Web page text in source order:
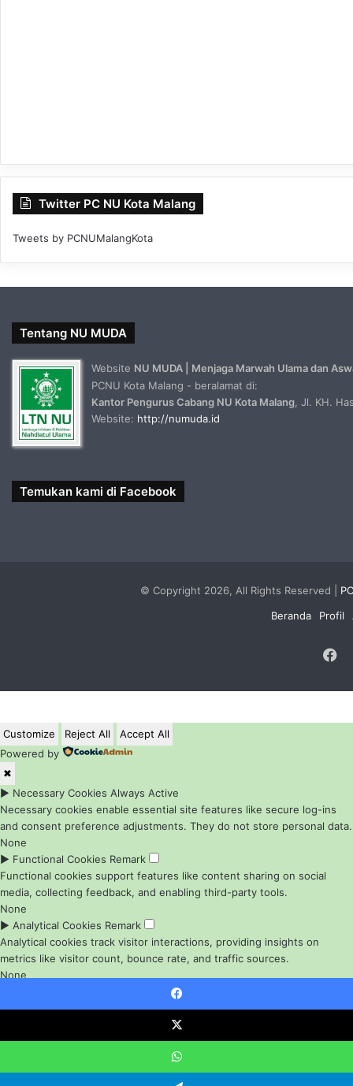
Twitter PC NU Kota Malang
Tweets by PCNUMalangKota
Tentang NU MUDA
Website NU MUDA | Menjaga Marwah Ulama dan
PCNU Kota Malang - beralamat di:
Kantor Pengurus Cabang NU Kota Malang , Jl. KH.
Website: http://numuda.id
Temukan kami di Facebook
© Copyright 2026, All Rights Reserved |
Beranda
Profil
Facebook
X
WhatsApp
Customize Reject All
Accept All
Powered by
✖
► Necessary Cookies Always Active
Necessary cookies enable essential site features like secure log-ins
and consent preference adjustments. They do not store personal data.
None
► Functional Cookies Remark
Functional cookies support features like content sharing on social
media, collecting feedback, and enabling third-party tools.
None
► Analytical Cookies Remark
Analytical cookies track visitor interactions, providing insights on
metrics like visitor count, bounce rate, and traffic sources.
None
Advertisement cookies deliver personalized ads based on your
previous visits and analyze the effectiveness of ad campaigns.
None
Accept All